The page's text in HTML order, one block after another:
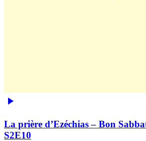
La prière d’Ezéchias – Bon
S2E10